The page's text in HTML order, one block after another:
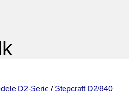
D2-Serie / Stepcraft D2/840